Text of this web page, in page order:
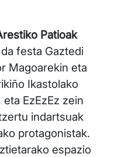
Patioak
festa Gaztedi
Magoarekin eta
Ikastolako
EzEzEz zein
indartsuak
protagonistak.
espazio